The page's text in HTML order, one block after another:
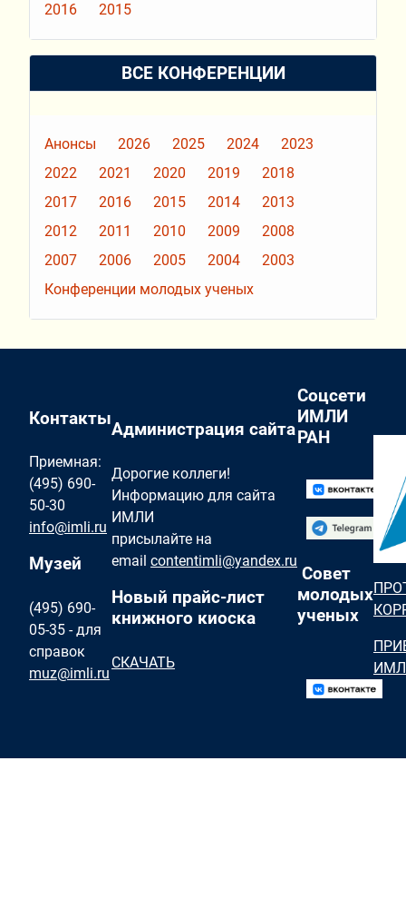
2016
2015
ВСЕ КОНФЕРЕНЦИИ
Анонсы 2026 2025 2024
2023
2022
2021 2020 2019
2018
2017
2016 2015 2014
2013
2012
2011 2010 2009
2008
2007
2006 2005 2004
2003
Конференции молодых ученых
Контакты
Приемная:
(495) 690-
50-30
info@imli.ru
Музей
(495) 690-
05-35 - для
справок
muz@imli.ru
Администрация сайта
Дорогие коллеги!
Информацию для сайта
ИМЛИ
присылайте на
email contentimli@yandex.ru
Новый прайс-лист
книжного киоска
СКАЧАТЬ
Соцсети
ИМЛИ
РАН
Совет
молодых
ученых